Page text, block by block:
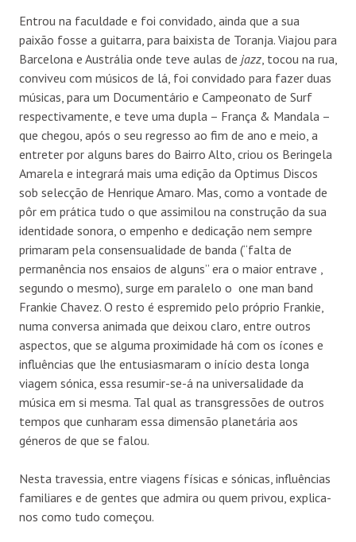
Entrou na faculdade e foi convidado, ainda que a sua
paixão fosse a guitarra, para baixista de Toranja. Viajou para
Barcelona e Austrália onde teve aulas de jazz , tocou na rua,
conviveu com músicos de lá, foi convidado para fazer duas
músicas, para um Documentário e Campeonato de Surf
respectivamente, e teve uma dupla – França & Mandala –
que chegou, após o seu regresso ao fim de ano e meio, a
entreter por alguns bares do Bairro Alto, criou os Beringela
Amarela e integrará mais uma edição da Optimus Discos
sob selecção de Henrique Amaro. Mas, como a vontade de
pôr em prática tudo o que assimilou na construção da sua
identidade sonora, o empenho e dedicação nem sempre
primaram pela consensualidade de banda (“falta de
permanência nos ensaios de alguns” era o maior entrave ,
segundo o mesmo), surge em paralelo o one man band
Frankie Chavez. O resto é espremido pelo próprio Frankie,
numa conversa animada que deixou claro, entre outros
aspectos, que se alguma proximidade há com os ícones e
influências que lhe entusiasmaram o início desta longa
viagem sónica, essa resumir-se-á na universalidade da
música em si mesma. Tal qual as transgressões de outros
tempos que cunharam essa dimensão planetária aos
géneros de que se falou.
Nesta travessia, entre viagens físicas e sónicas, influências
familiares e de gentes que admira ou quem privou, explica-
nos como tudo começou.